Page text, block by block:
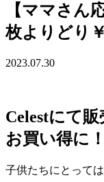
【ママさん
枚よりどり
2023.07.30
Celestにて
お買い得に！
子供たちにとって